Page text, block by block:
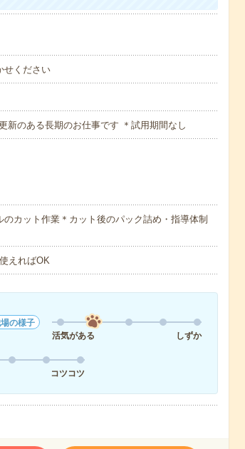
せください
新のある長期のお仕事です ＊試用期間なし
カット作業＊カット後のパック詰め・指導体制
えればOK
の様子
活気がある
しずか
コツコツ